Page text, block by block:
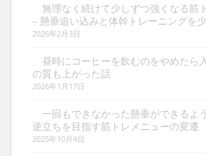
無理なく続けて少しずつ強くなる筋
– 懸垂追い込みと体幹トレーニングを
2026年2月3日
昼時にコーヒーを飲むのをやめたら
の質も上がった話
2026年1月17日
一回もできなかった懸垂ができるよ
逆立ちを目指す筋トレメニューの変遷
2025年10月4日